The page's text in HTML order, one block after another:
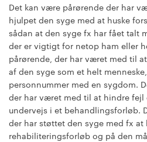
Det kan være pårørende der har
hjulpet den syge med at huske
sådan at den syge fx har fået talt
der er vigtigt for netop ham eller
pårørende, der har været med til
af den syge som et helt
personnummer med en sygdom.
der har været med til at hindre fejl
undervejs i et behandlingsforløb.
der har støttet den syge med fx
rehabiliteringsforløb og på den